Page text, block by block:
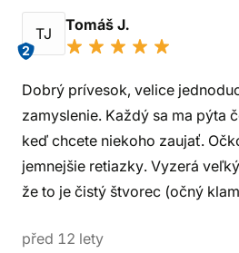
TJ
2
Tomáš J.
Dobrý prívesok, velice
zamyslenie. Každý sa ma pýta
keď chcete niekoho zaujať.
jemnejšie retiazky. Vyzerá
že to je čistý štvorec (očný
před 12 lety